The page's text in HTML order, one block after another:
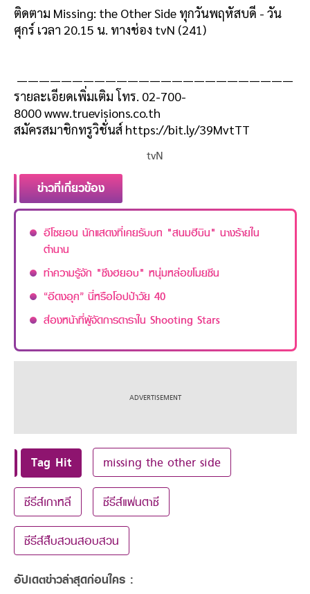
ติดตาม Missing: the Other Side ทุกวันพฤหัสบดี - วัน
ศุกร์ เวลา 20.15 น. ทางช่อง tvN (241)
—————————————————————————
รายละเอียดเพิ่มเติม โทร. 02-700-
8000www.truevisions.co.th
สมัครสมาชิกทรูวิชั่นส์ https://bit.ly/39MvtTT
tvN
ข่าวที่เกี่ยวข้อง
อีโซยอน นักแสดงที่เคยรับบท "สนมฮีบิน" นางร้ายใน
ตำนาน
ทำความรู้จัก "ซึงฮยอบ" หนุ่มหล่อขโมยซีน
“อีดงอุค” นี่หรือโอปป้าวัย 40
ส่องหน้าที่ผู้จัดการดาราใน Shooting Stars
Tag Hit missing the other side
ซีรีส์เกาหลี ซีรีส์แฟนตาซี
ซีรีส์สืบสวนสอบสวน
อัปเดตข่าวล่าสุดก่อนใคร :